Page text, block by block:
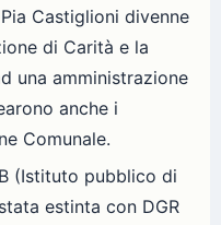
Castiglioni divenne
di Carità e la
una amministrazione
anche i
Comunale.
(Istituto pubblico di
estinta con DGR